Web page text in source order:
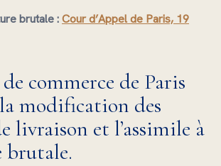
brutale :Cour d’Appel de Paris, 19
commerce de Paris
modification des
livraison et l’assimile à
brutale.